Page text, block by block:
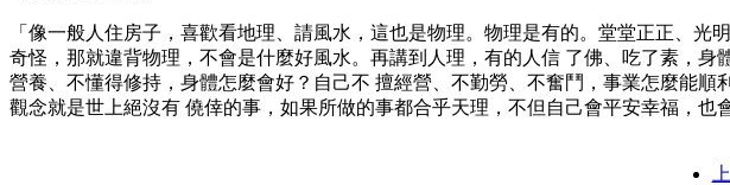
「像一般人住房子，喜歡看地理、請風水，這也是物理。物理是有的。堂堂正正、
奇怪，那就違背物理，不會是什麼好風水。再講到人理，有的人信 了佛、吃了素，
營養、不懂得修持，身體怎麼會好？自己不 擅經營、不勤勞、不奮鬥，事業怎麼能
觀念就是世上絕沒有 僥倖的事，如果所做的事都合乎天理，不但自己會平安幸福，也